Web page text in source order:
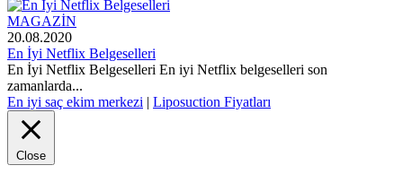
MAGAZİN
20.08.2020
En İyi Netflix Belgeselleri
En İyi Netflix Belgeselleri En iyi Netflix belgeselleri son
zamanlarda...
En iyi saç ekim merkezi | Liposuction Fiyatları
Close